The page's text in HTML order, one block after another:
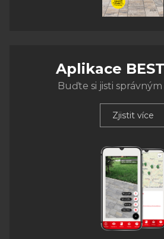
Aplikace
Buďte si jisti
Zjistit více